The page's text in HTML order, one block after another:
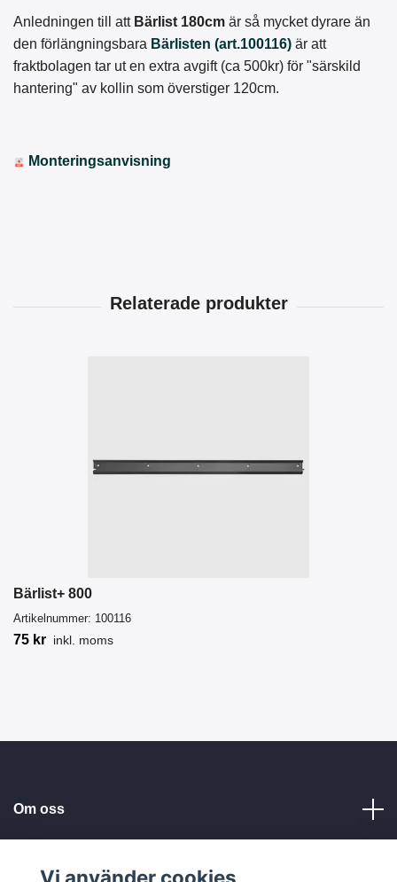
Anledningen till att Bärlist 180cm är så mycket dyrare än
den förlängningsbara Bärlisten (art.100116) är att
fraktbolagen tar ut en extra avgift (ca 500kr) för "särskild
hantering" av kollin som överstiger 120cm.
Monteringsanvisning
Bärlist+ 800
Artikelnummer: 100116
75 kr inkl. moms
Om oss